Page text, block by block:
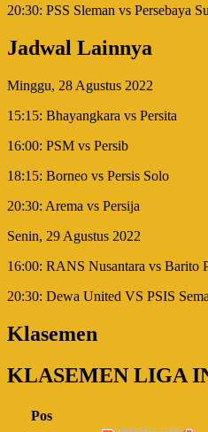
20:30: PSS Sleman vs Persebaya
Jadwal Lainnya
Minggu, 28 Agustus 2022
15:15: Bhayangkara vs Persita
16:00: PSM vs Persib
18:15: Borneo vs Persis Solo
20:30: Arema vs Persija
Senin, 29 Agustus 2022
16:00: RANS Nusantara vs Barito
20:30: Dewa United VS PSIS
Klasemen
KLASEMEN LIGA
Pos